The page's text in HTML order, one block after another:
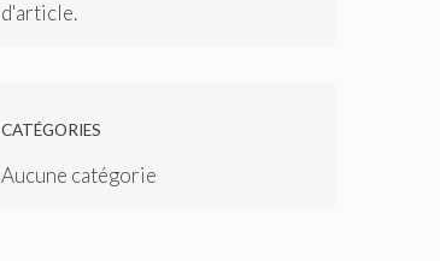
d'article.
CATÉGORIES
Aucune catégorie